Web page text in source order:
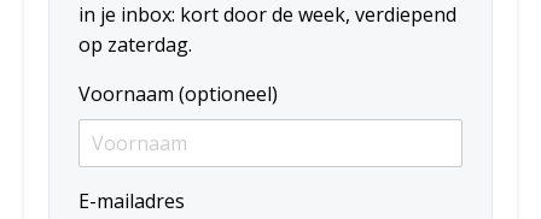
in je inbox: kort door de week, verdiepend
op zaterdag.
Voornaam (optioneel)
E-mailadres